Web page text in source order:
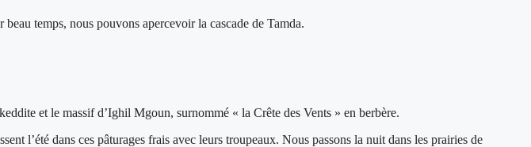
temps, nous pouvons apercevoir la cascade de Tamda.
et le massif d’Ighil Mgoun, surnommé « la Crête des Vents » en berbère.
l’été dans ces pâturages frais avec leurs troupeaux. Nous passons la nuit dans les prairies de